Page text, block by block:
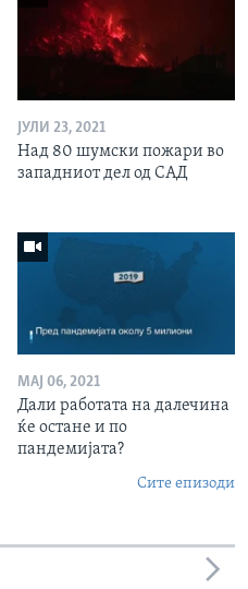
ЈУЛИ 23, 2021
Над 80 шумски пожари во
западниот дел од САД
МАЈ 06, 2021
Дали работата на далечина
ќе остане и по
пандемијата?
Сите епизоди